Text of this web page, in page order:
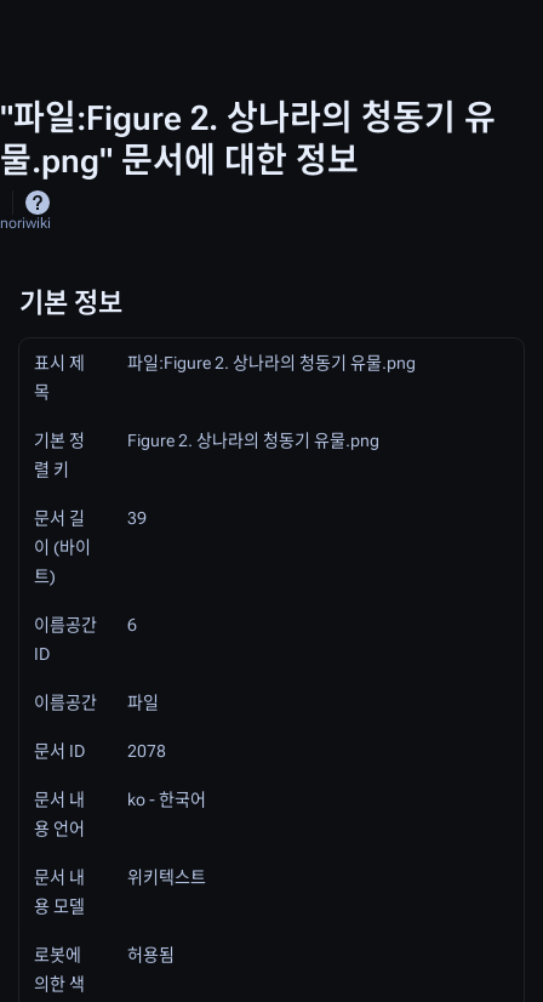
"파일:Figure 2. 상나라의 청동기 유
물.png" 문서에 대한 정보
noriwiki
기본 정보
표시 제
목
파일:Figure 2. 상나라의 청동기 유물.png
기본 정
렬 키
Figure 2. 상나라의 청동기 유물.png
문서 길
이 (바이
트)
39
이름공간
ID
6
이름공간 파일
문서 ID 2078
문서 내
용 언어
ko - 한국어
문서 내
용 모델
위키텍스트
로봇에
의한 색
허용됨